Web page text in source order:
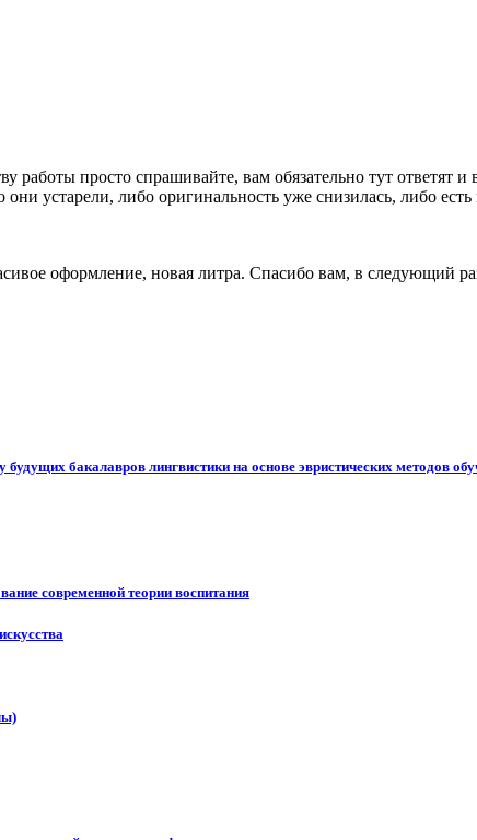
работы просто спрашивайте, вам обязательно тут ответят
они устарели, либо оригинальность уже снизилась, либо
оформление, новая литра. Спасибо вам, в следующий
бакалавров лингвистики на основе эвристических методов
современной теории воспитания